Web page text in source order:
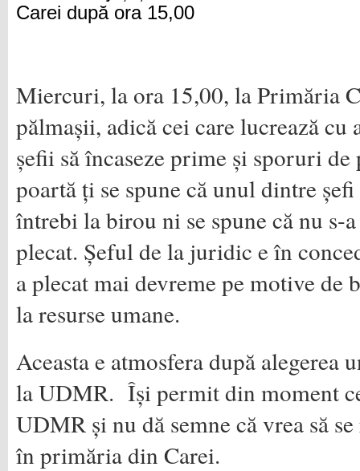
Miercuri, la ora 15,00, la Primăria
pălmașii, adică cei care lucrează cu
șefii să încaseze prime și sporuri
poartă ți se spune că unul dintre
întrebi la birou ni se spune că nu
plecat. Șeful de la juridic e în
a plecat mai devreme pe motive de
la resurse umane.
Aceasta e atmosfera după alegerea
la UDMR. Își permit din moment
UDMR și nu dă semne că vrea să
în primăria din Carei.